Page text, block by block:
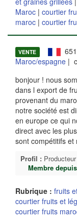
Maroc | courtier
maroc | courtier
VENTE
Maroc/espagne |
bonjour ! nous
dans l export de
provenant du
notre société est
en europe ce qui
direct avec les
sont compétitifs
Profil :
Membre
Rubrique : fruits
courtier fruits et
courtier fruits